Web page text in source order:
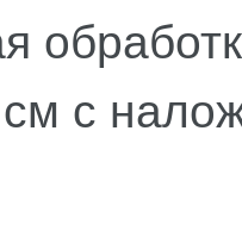
см с